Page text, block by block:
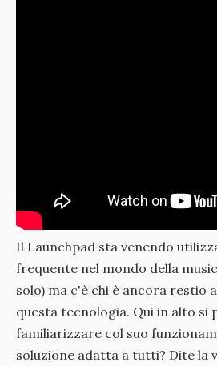
Il Launchpad sta venendo
frequente nel mondo della
solo) ma c'è chi è ancora restio
questa tecnologia. Qui in alto si
familiarizzare col suo
soluzione adatta a tutti? Dite la